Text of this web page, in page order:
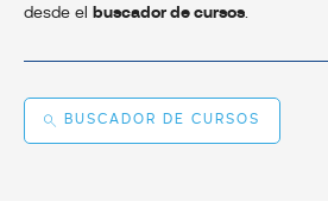
desde el buscador de cursos.
BUSCADOR DE CURSOS